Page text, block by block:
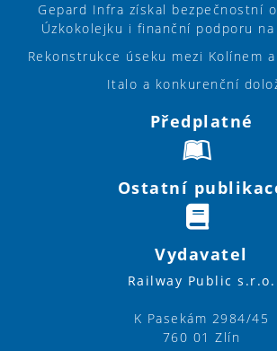
Gepard Infra získal bezpečnostní
Úzkokolejku i finanční podporu
Rekonstrukce úseku mezi Kolínem
Italo a konkurenční
Předplatné
Ostatní
Vydavatel
Railway Public s.r.o.
K Pasekám 2984/45
760 01 Zlín